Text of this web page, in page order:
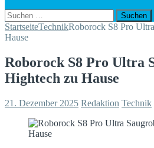
Suchen
nach:
StartseiteTechnikRoborock S8 Pro
Hause
Roborock S8 Pro Ultra
Hightech zu Hause
21. Dezember 2025 Redaktion Technik